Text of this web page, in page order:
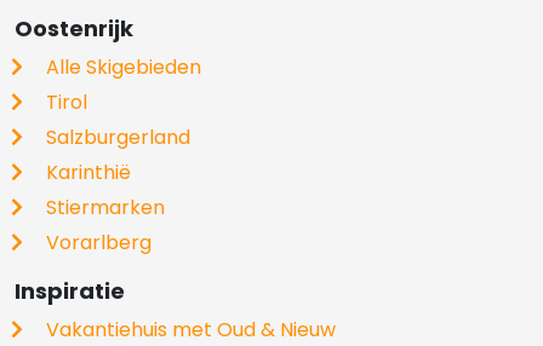
Oostenrijk
Alle Skigebieden
Tirol
Salzburgerland
Karinthië
Stiermarken
Vorarlberg
Inspiratie
Vakantiehuis met Oud & Nieuw